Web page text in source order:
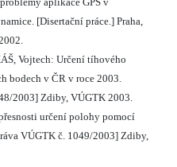
[Disertační práce.] Praha,
Vojtech: Určení tíhového
bodech v ČR v roce 2003.
2003] Zdiby, VÚGTK 2003.
určení polohy pomocí
VÚGTK č. 1049/2003] Zdiby,